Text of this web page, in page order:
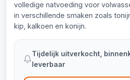
volledige natvoeding voor
in verschillende smaken zoals
kip, kalkoen en konijn.
Tijdelijk uitverkocht,
leverbaar